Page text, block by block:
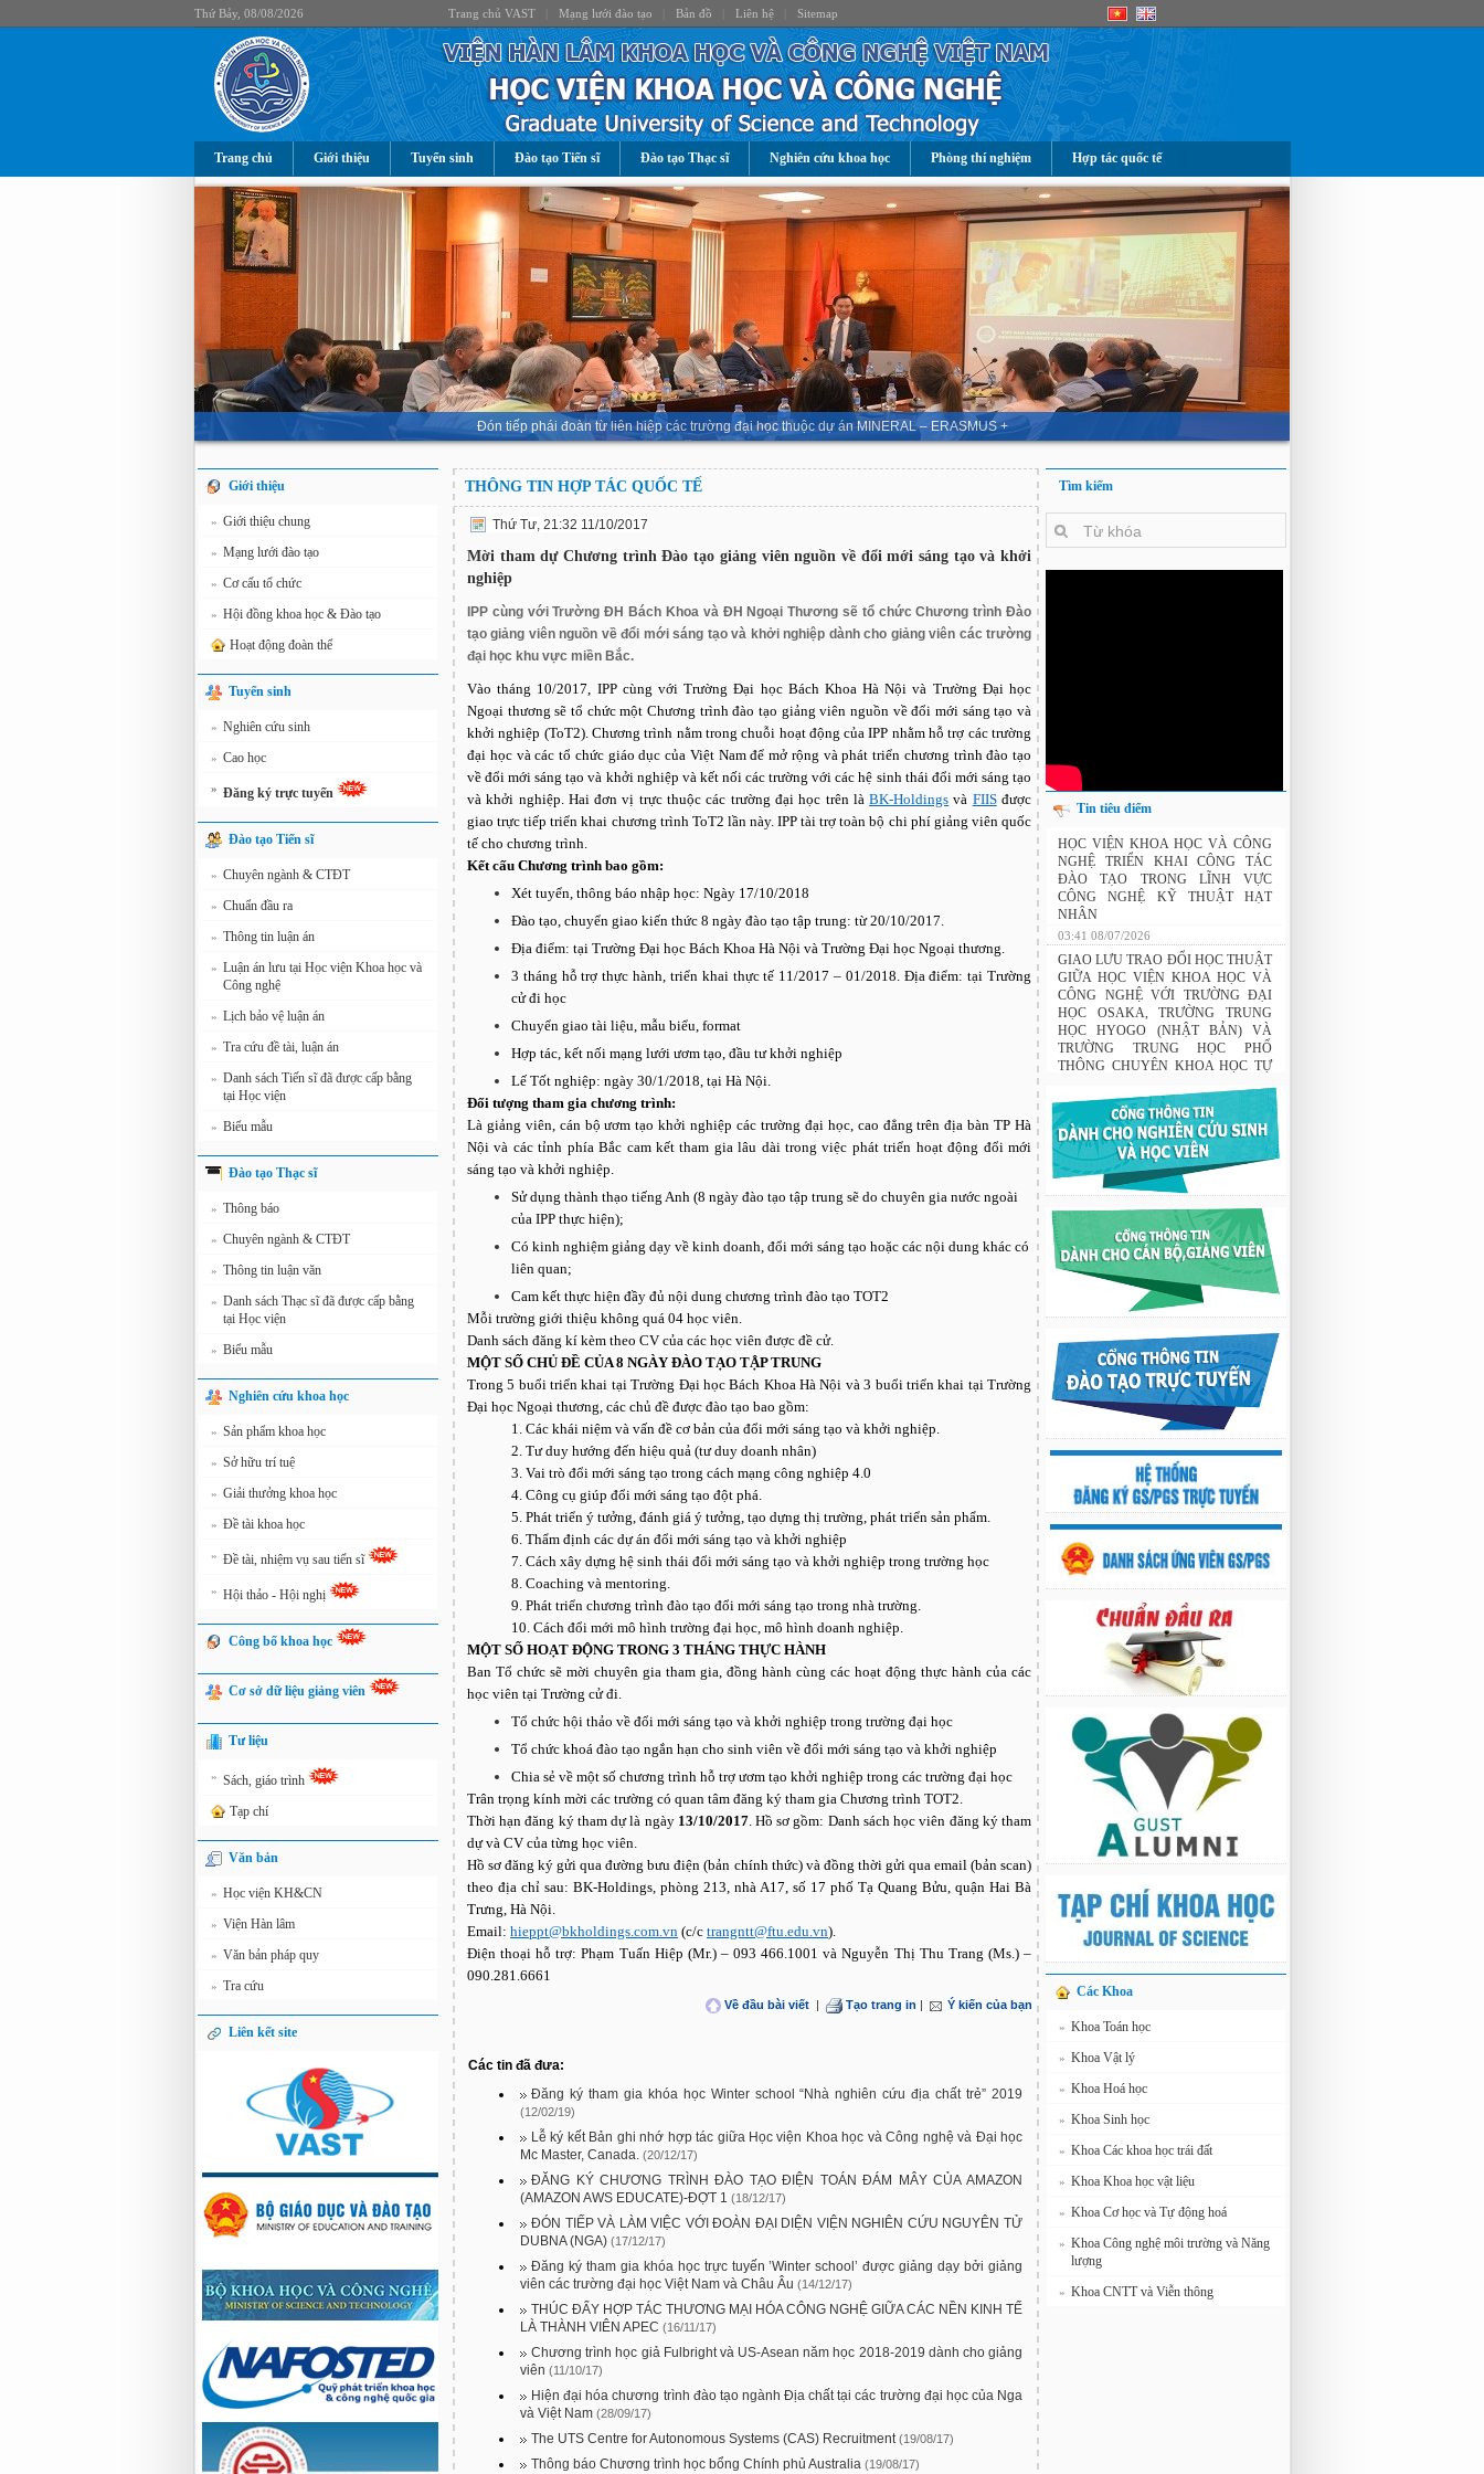
Thứ Bảy, 08/08/2026 Trang chủ VAST| Mạng lưới đào tạo Bản đồ Liên hệ| Sitemap
Trang chủ Giới thiệu Tuyển sinh Đào tạo Tiến sĩ Đào tạo Thạc sĩ Nghiên cứu khoa học Phòng thí nghiệm Hợp tác quốc tế
Đón tiếp phái đoàn từ liên hiệp các trường đại học thuộc dự án MINERAL – ERASMUS +
Giới thiệu
» Giới thiệu chung
» Mạng lưới đào tạo
» Cơ cấu tổ chức
» Hội đồng khoa học & Đào tạo
Hoạt động đoàn thể
Tuyển sinh
» Nghiên cứu sinh
» Cao học
» Đăng ký trực tuyến
Đào tạo Tiến sĩ
» Chuyên ngành & CTĐT
» Chuẩn đầu ra
» Thông tin luận án
» Luận án lưu tại Học viện Khoa học và
Công nghệ
» Lịch bảo vệ luận án
» Tra cứu đề tài, luận án
» Danh sách Tiến sĩ đã được cấp bằng
tại Học viện
» Biểu mẫu
Đào tạo Thạc sĩ
» Thông báo
» Chuyên ngành & CTĐT
» Thông tin luận văn
» Danh sách Thạc sĩ đã được cấp bằng
tại Học viện
» Biểu mẫu
Nghiên cứu khoa học
» Sản phẩm khoa học
» Sở hữu trí tuệ
» Giải thưởng khoa học
» Đề tài khoa học
» Đề tài, nhiệm vụ sau tiến sĩ
» Hội thảo - Hội nghị
Công bố khoa học
Cơ sở dữ liệu giảng viên
Tư liệu
» Sách, giáo trình
Tạp chí
Văn bản
» Học viện KH&CN
» Viện Hàn lâm
» Văn bản pháp quy
» Tra cứu
Liên kết site
THÔNG TIN HỢP TÁC QUỐC TẾ
Thứ Tư, 21:32 11/10/2017
Mời tham dự Chương trình Đào tạo giảng viên nguồn về đổi mới sáng tạo và khởi
nghiệp
IPP cùng với Trường ĐH Bách Khoa và ĐH Ngoại Thương sẽ tổ chức Chương trình Đào
tạo giảng viên nguồn về đổi mới sáng tạo và khởi nghiệp dành cho giảng viên các trường
đại học khu vực miền Bắc.
Vào tháng 10/2017, IPP cùng với Trường Đại học Bách Khoa Hà Nội và Trường Đại học
Ngoại thương sẽ tổ chức một Chương trình đào tạo giảng viên nguồn về đổi mới sáng tạo và
khởi nghiệp (ToT2). Chương trình nằm trong chuỗi hoạt động của IPP nhằm hỗ trợ các trường
đại học và các tổ chức giáo dục của Việt Nam để mở rộng và phát triển chương trình đào tạo
về đổi mới sáng tạo và khởi nghiệp và kết nối các trường với các hệ sinh thái đổi mới sáng tạo
và khởi nghiệp. Hai đơn vị trực thuộc các trường đại học trên làBK-Holdings và FIISđược
giao trực tiếp triển khai chương trình ToT2 lần này. IPP tài trợ toàn bộ chi phí giảng viên quốc
tế cho chương trình.
Kết cấu Chương trình bao gồm:
Xét tuyển, thông báo nhập học: Ngày 17/10/2018
Đào tạo, chuyển giao kiến thức 8 ngày đào tạo tập trung: từ 20/10/2017.
Địa điểm: tại Trường Đại học Bách Khoa Hà Nội và Trường Đại học Ngoại thương.
3 tháng hỗ trợ thực hành, triển khai thực tế 11/2017 – 01/2018. Địa điểm: tại Trường
cử đi học
Chuyển giao tài liệu, mẫu biểu, format
Hợp tác, kết nối mạng lưới ươm tạo, đầu tư khởi nghiệp
Lế Tốt nghiệp: ngày 30/1/2018, tại Hà Nội.
Đối tượng tham gia chương trình:
Là giảng viên, cán bộ ươm tạo khởi nghiệp các trường đại học, cao đẳng trên địa bàn TP Hà
Nội và các tỉnh phía Bắc cam kết tham gia lâu dài trong việc phát triển hoạt động đổi mới
sáng tạo và khởi nghiệp.
Sử dụng thành thạo tiếng Anh (8 ngày đào tạo tập trung sẽ do chuyên gia nước ngoài
của IPP thực hiện);
Có kinh nghiệm giảng dạy về kinh doanh, đổi mới sáng tạo hoặc các nội dung khác có
liên quan;
Cam kết thực hiện đầy đủ nội dung chương trình đào tạo TOT2
Mỗi trường giới thiệu không quá 04 học viên.
Danh sách đăng kí kèm theo CV của các học viên được đề cử.
MỘT SỐ CHỦ ĐỀ CỦA 8 NGÀY ĐÀO TẠO TẬP TRUNG
Trong 5 buổi triển khai tại Trường Đại học Bách Khoa Hà Nội và 3 buổi triển khai tại Trường
Đại học Ngoại thương, các chủ đề được đào tạo bao gồm:
1. Các khái niệm và vấn đề cơ bản của đổi mới sáng tạo và khởi nghiệp.
2. Tư duy hướng đến hiệu quả (tư duy doanh nhân)
3. Vai trò đổi mới sáng tạo trong cách mạng công nghiệp 4.0
4. Công cụ giúp đổi mới sáng tạo đột phá.
5. Phát triển ý tưởng, đánh giá ý tưởng, tạo dựng thị trường, phát triển sản phẩm.
6. Thẩm định các dự án đổi mới sáng tạo và khởi nghiệp
7. Cách xây dựng hệ sinh thái đổi mới sáng tạo và khởi nghiệp trong trường học
8. Coaching và mentoring.
9. Phát triển chương trình đào tạo đổi mới sáng tạo trong nhà trường.
10. Cách đổi mới mô hình trường đại học, mô hình doanh nghiệp.
MỘT SỐ HOẠT ĐỘNG TRONG 3 THÁNG THỰC HÀNH
Ban Tổ chức sẽ mời chuyên gia tham gia, đồng hành cùng các hoạt động thực hành của các
học viên tại Trường cử đi.
Tổ chức hội thảo về đổi mới sáng tạo và khởi nghiệp trong trường đại học
Tổ chức khoá đào tạo ngắn hạn cho sinh viên về đổi mới sáng tạo và khởi nghiệp
Chia sẻ về một số chương trình hỗ trợ ươm tạo khởi nghiệp trong các trường đại học
Trân trọng kính mời các trường có quan tâm đăng ký tham gia Chương trình TOT2.
Thời hạn đăng ký tham dự là ngày 13/10/2017. Hồ sơ gồm: Danh sách học viên đăng ký tham
dự và CV của từng học viên.
Hồ sơ đăng ký gửi qua đường bưu điện (bản chính thức) và đồng thời gửi qua email (bản scan)
theo địa chỉ sau: BK-Holdings, phòng 213, nhà A17, số 17 phố Tạ Quang Bửu, quận Hai Bà
Trưng, Hà Nội.
Email: hieppt@bkholdings.com.vn (c/c trangntt@ftu.edu.vn).
Điện thoại hỗ trợ: Phạm Tuấn Hiệp (Mr.) – 093 466.1001 và Nguyễn Thị Thu Trang (Ms.) –
090.281.6661
Về đầu bài viết | Tạo trang in | Ý kiến của bạn
Các tin đã đưa:
Đăng ký tham gia khóa học Winter school “Nhà nghiên cứu địa chất trẻ” 2019
(12/02/19)
Lễ ký kết Bản ghi nhớ hợp tác giữa Học viện Khoa học và Công nghệ và Đại học
Mc Master, Canada. (20/12/17)
ĐĂNG KÝ CHƯƠNG TRÌNH ĐÀO TẠO ĐIỆN TOÁN ĐÁM MÂY CỦA AMAZON
(AMAZON AWS EDUCATE)-ĐỢT 1 (18/12/17)
ĐÓN TIẾP VÀ LÀM VIỆC VỚI ĐOÀN ĐẠI DIỆN VIỆN NGHIÊN CỨU NGUYÊN TỬ
DUBNA (NGA) (17/12/17)
Đăng ký tham gia khóa học trực tuyến ’Winter school’ được giảng dạy bởi giảng
viên các trường đại học Việt Nam và Châu Âu (14/12/17)
THÚC ĐẨY HỢP TÁC THƯƠNG MẠI HÓA CÔNG NGHỆ GIỮA CÁC NỀN KINH TẾ
LÀ THÀNH VIÊN APEC (16/11/17)
Chương trình học giả Fulbright và US-Asean năm học 2018-2019 dành cho giảng
viên (11/10/17)
Hiện đại hóa chương trình đào tạo ngành Địa chất tại các trường đại học của Nga
và Việt Nam (28/09/17)
The UTS Centre for Autonomous Systems (CAS) Recruitment (19/08/17)
Thông báo Chương trình học bổng Chính phủ Australia (19/08/17)
Tìm kiếm
Tin tiêu điểm
THÔNG BÁO: Xét duyệt học bổng do
Tập đoàn Novatech tài trợ năm 2026
HỌC VIỆN KHOA HỌC VÀ CÔNG
NGHỆ TRIỂN KHAI CÔNG TÁC
ĐÀO TẠO TRONG LĨNH VỰC
CÔNG NGHỆ KỸ THUẬT HẠT
NHÂN
03:41 08/07/2026
GIAO LƯU TRAO ĐỔI HỌC THUẬT
GIỮA HỌC VIỆN KHOA HỌC VÀ
CÔNG NGHỆ VỚI TRƯỜNG ĐẠI
HỌC OSAKA, TRƯỜNG TRUNG
HỌC HYOGO (NHẬT BẢN) VÀ
TRƯỜNG TRUNG HỌC PHỔ
THÔNG CHUYÊN KHOA HỌC TỰ
02:22 23/07/2026
THÔNG BÁO: Về việc đăng ký tham
gia lớp bồi dưỡng nghiệp vụ sư phạm
cho giảng viên.
03:12 29/07/2026
Nghiên cứu chế tạo hệ thống xác định
hướng vật thể độ chính xác cao dựa trên
từ kế và vật liệu biến hóa
9:33 sáng thứ hai, 03/08/2026
Nghiên cứu chế tạo hệ thống xác định
hướng vật thể độ chính xác cao dựa trên
9:33 sáng thứ hai, 03/08/2026
Các Khoa
» Khoa Toán học
» Khoa Vật lý
» Khoa Hoá học
» Khoa Sinh học
» Khoa Các khoa học trái đất
» Khoa Khoa học vật liệu
» Khoa Cơ học và Tự động hoá
» Khoa Công nghệ môi trường và Năng
lượng
» Khoa CNTT và Viễn thông